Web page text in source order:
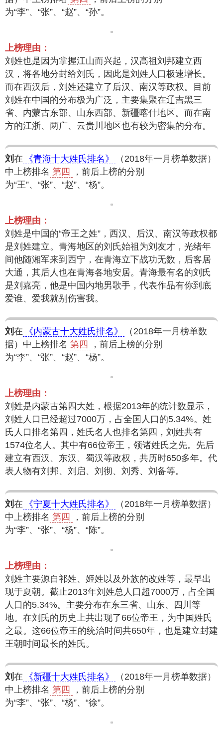
为“李”、“张”、“赵”、“孙”。
上榜理由：
刘姓也是因为掌握江山而兴起，汉高祖刘邦建立西
汉，将各地分封给刘氏，因此是刘姓人口极速增长。
而在西汉后，刘姓还建立了后汉、南汉等政权。目前
刘姓在中国的分布极为广泛，主要集聚在辽吉黑三
省、内蒙古东部、山东西部、新疆喀什地区。而在南
方的江浙、两广、云贵川地区也有较为密集的分布。
刘 在 《青海十大姓氏排名》
（2018年一月榜单数据）
中上榜排名 第四
，前后上榜的分别
为“王”、“张”、“赵”、“杨”。
上榜理由：
刘姓是中国的“帝王之姓”，西汉、后汉、南汉等政权都
是刘姓建立。青海地区的刘氏始祖为刘友才，光绪年
间他随湘军来到西宁，在青海立下战功无数，后客居
大通，其后人也在青海各地安居。青海最有名的刘氏
是刘嘉亮，他是中国内地男歌手，代表作品有你到底
爱谁、爱我就别伤害我。
刘 在 《内蒙古十大姓氏排名》
（2018年一月榜单数
据）中上榜排名 第四
，前后上榜的分别
为“李”、“张”、“赵”、“杨”。
上榜理由：
刘姓是内蒙古第四大姓，根据2013年的统计数显示，
刘姓人口已经超过7000万，占全国人口的5.34%。姓
氏人口排名第四，姓氏名人也排名第四，刘姓共有
1574位名人。其中有66位帝王，领诸姓氏之先。先后
建立有西汉、东汉、蜀汉等政权，共历时650多年。代
表人物有刘邦、刘启、刘彻、刘秀、刘备等。
刘 在 《宁夏十大姓氏排名》
（2018年一月榜单数据）
中上榜排名 第四
，前后上榜的分别
为“李”、“张”、“杨”、“陈”。
上榜理由：
刘姓主要源自祁姓、姬姓以及外族的改姓等，最早出
现于夏朝。截止2013年刘姓总人口超7000万，占全国
人口的5.34%。主要分布在东三省、山东、四川等
地。在刘氏的历史上共出现了66位帝王，为中国姓氏
之最。这66位帝王的统治时间共650年，也是建立封建
王朝时间最长的姓氏。
刘 在 《新疆十大姓氏排名》
（2018年一月榜单数据）
中上榜排名 第四
，前后上榜的分别
为“李”、“张”、“杨”、“徐”。